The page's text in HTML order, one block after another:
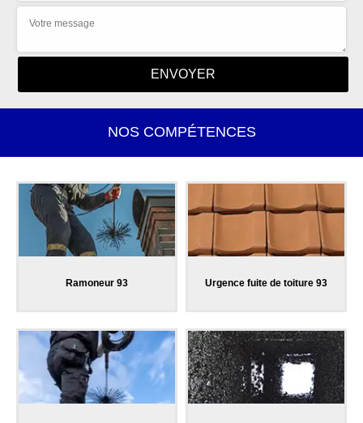
NOS COMPÉTENCES
Ramoneur 93 Urgence fuite de toiture 93